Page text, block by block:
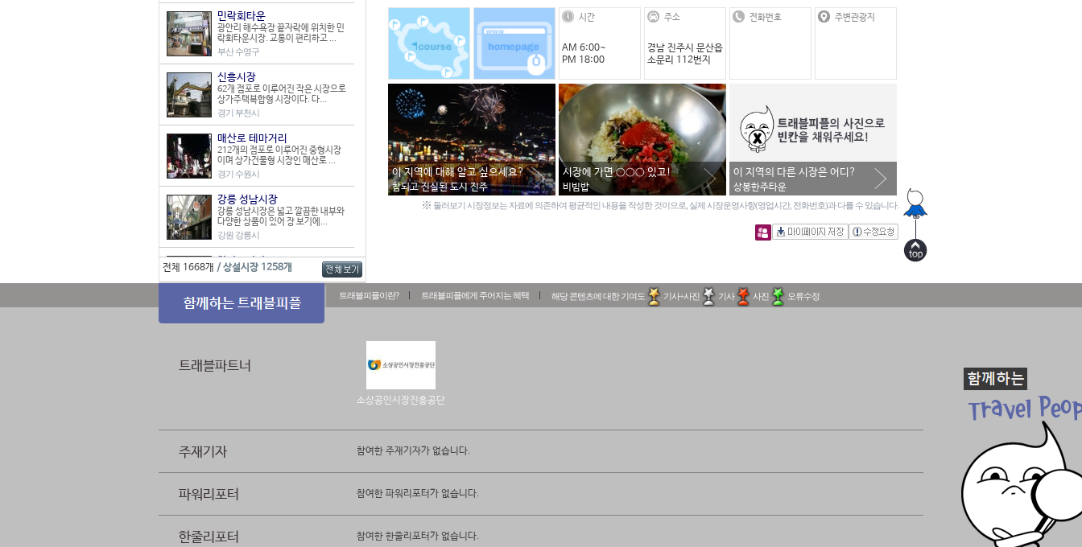
민락회타운
광안리 해수욕장 끝자락에 위치한 민
락회타운시장. 교통이 편리하고 ...
부산 수영구
신흥시장
62개 점포로 이루어진 작은 시장으로
상가주택복합형 시장이다. 다...
경기 부천시
매산로 테마거리
212개의 점포로 이루어진 중형시장
이며 상가건물형 시장인 매산로 ...
경기 수원시
강릉 성남시장
강릉 성남시장은 넓고 깔끔한 내부와
다양한 상품이 있어 장 보기에...
강원 강릉시
한라프라자
스포츠, 완구, 공방, 생활용품 등 식품
을 제외한 물품들을 판매하...
경남 거제시
문산시장
매화시장
매화시장은 지금은 그 규모가 매우 영
전체 1668개 / 상설시장 1258개
시간
AM 6:00~
PM 18:00
주소
경남 진주시 문산읍
소문리 112번지
전화번호 주변관광지
이 지역에 대해 알고 싶으세요?
참되고 진실된 도시 진주
시장에 가면 ○○○ 있고!
비빔밥
이 지역의 다른 시장은 어디?
상봉한주타운
※ 둘러보기 시장정보는 자료에 의존하여 평균적인 내용을 작성한 것이으로, 실제 시장운영사항(영업시간, 전화번호)과 다를 수 있습니다.
트래블피플이란? 트래블피플에게 주어지는 혜택 해당 콘텐츠에 대한 기여도 기사+사진 기사 사진 오류수정
트래블파트너
소상공인시장진흥공단
주재기자 참여한 주재기자가 없습니다.
파워리포터 참여한 파워리포터가 없습니다.
한줄리포터 참여한 한줄리포터가 없습니다.